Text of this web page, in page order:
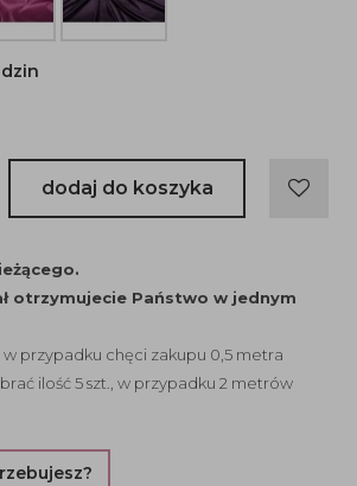
dodaj do koszyka
otrzymujecie Państwo w jednym
w przypadku chęci zakupu 0,5 metra
ilość 5 szt., w przypadku 2 metrów